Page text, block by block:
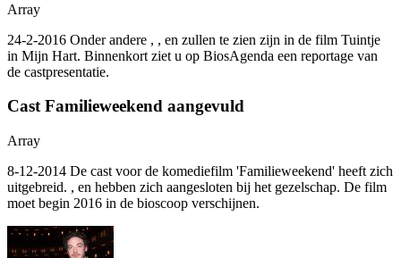
Array
24-2-2016 Onder andere , , en zullen te zien zijn in de film Tuintje
in Mijn Hart. Binnenkort ziet u op BiosAgenda een reportage van
de castpresentatie.
Cast Familieweekend aangevuld
Array
8-12-2014 De cast voor de komediefilm 'Familieweekend' heeft zich
uitgebreid. , en hebben zich aangesloten bij het gezelschap. De film
moet begin 2016 in de bioscoop verschijnen.